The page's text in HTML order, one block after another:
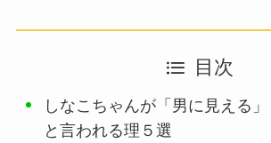
目次
しなこちゃんが「男に見える」
と言われる理５選